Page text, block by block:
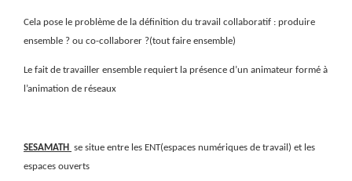
Cela pose le problème de la définition du travail collaboratif : produire
ensemble ? ou co-collaborer ?(tout faire ensemble)
Le fait de travailler ensemble requiert la présence d’un animateur formé à
l’animation de réseaux
SESAMATH
se situe entre les ENT(espaces numériques de travail) et les
espaces ouverts